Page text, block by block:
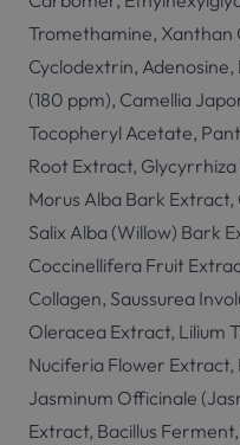
Tromethamine, Xanthan
Cyclodextrin,
(180 ppm), Camellia
Tocopheryl Acetate,
Root Extract,
Morus Alba Bark
Salix Alba (Willow) Bark
Coccinellifera Fruit
Collagen, Saussurea
Oleracea Extract, Lilium
Nuciferia Flower Extract,
Jasminum Officinale
Extract, Bacillus